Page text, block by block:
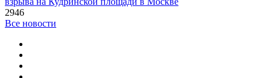
2946
Все новости